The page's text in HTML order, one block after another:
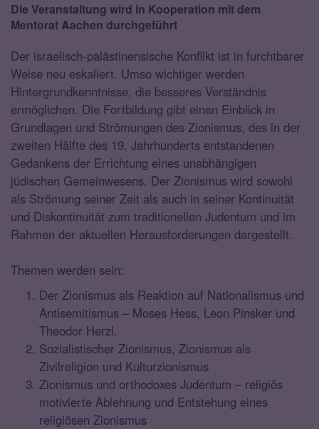
Die Veranstaltung wird in Kooperation mit dem
Mentorat Aachen durchgeführt
Der israelisch-palästinensische Konflikt ist in furchtbarer
Weise neu eskaliert. Umso wichtiger werden
Hintergrundkenntnisse, die besseres Verständnis
ermöglichen. Die Fortbildung gibt einen Einblick in
Grundlagen und Strömungen des Zionismus, des in der
zweiten Hälfte des 19. Jahrhunderts entstandenen
Gedankens der Errichtung eines unabhängigen
jüdischen Gemeinwesens. Der Zionismus wird sowohl
als Strömung seiner Zeit als auch in seiner Kontinuität
und Diskontinuität zum traditionellen Judentum und im
Rahmen der aktuellen Herausforderungen dargestellt.
Themen werden sein:
Der Zionismus als Reaktion auf Nationalismus und
Antisemitismus – Moses Hess, Leon Pinsker und
Theodor Herzl.
Sozialistischer Zionismus, Zionismus als
Zivilreligion und Kulturzionismus
Zionismus und orthodoxes Judentum – religiös
motivierte Ablehnung und Entstehung eines
religiösen Zionismus